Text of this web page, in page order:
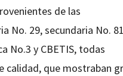
de las
No. 29, secundaria No.
No.3 y CBETIS, todas
calidad, que mostraban